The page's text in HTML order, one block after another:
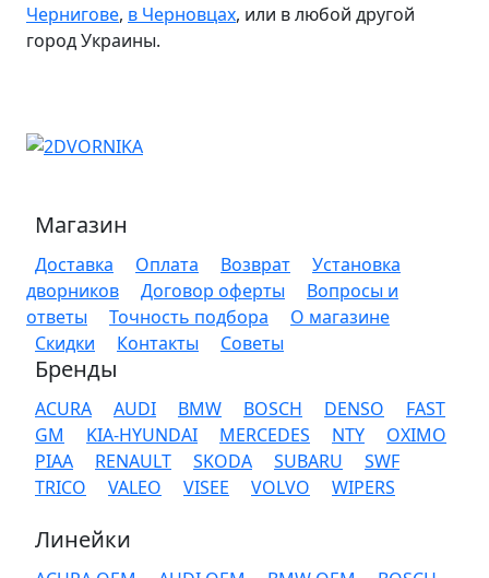
Чернигове, в Черновцах, или в любой другой
город Украины.
Магазин
Доставка Оплата Возврат
Установка
дворников
Договор оферты
Вопросы и
ответы
Точность подбора
О магазине
Скидки
Контакты Советы
Бренды
ACURA AUDI BMW BOSCH DENSO
FAST
GM
KIA-HYUNDAI MERCEDES NTY
OXIMO
PIAA
RENAULT SKODA SUBARU
SWF
TRICO
VALEO VISEE VOLVO WIPERS
Линейки